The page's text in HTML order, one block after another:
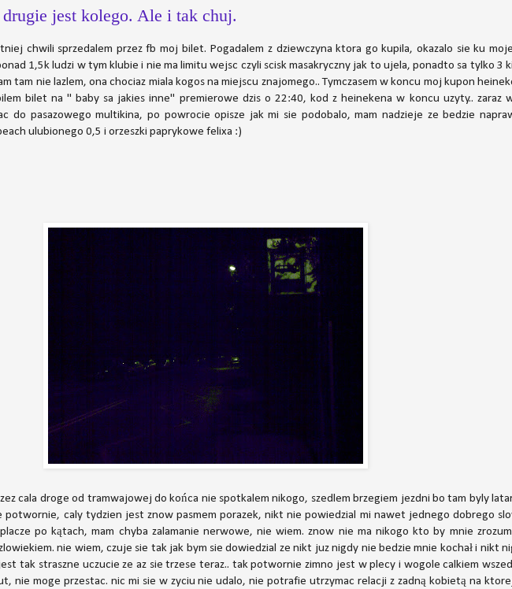
jest kolego. Ale i tak chuj.
chwili sprzedalem przez fb moj bilet. Pogadalem z dziewczyna ktora go kupila, okazalo sie ku
1,5k ludzi w tym klubie i nie ma limitu wejsc czyli scisk masakryczny jak to ujela, ponadto sa tylko 3
tam nie lazlem, ona chociaz miala kogos na miejscu znajomego.. Tymczasem w koncu moj kupon
bilet na " baby sa jakies inne" premierowe dzis o 22:40, kod z heinekena w koncu uzyty.. zaraz
do pasazowego multikina, po powrocie opisze jak mi sie podobalo, mam nadzieje ze bedzie
ulubionego 0,5 i orzeszki paprykowe felixa :)
cala droge od tramwajowej do końca nie spotkalem nikogo, szedlem brzegiem jezdni bo tam byly
potwornie, caly tydzien jest znow pasmem porazek, nikt nie powiedzial mi nawet jednego dobrego
po kątach, mam chyba zalamanie nerwowe, nie wiem. znow nie ma nikogo kto by mnie
nie wiem, czuje sie tak jak bym sie dowiedzial ze nikt juz nigdy nie bedzie mnie kochał i nikt
tak straszne uczucie ze az sie trzese teraz.. tak potwornie zimno jest w plecy i wogole calkiem
nie moge przestac. nic mi sie w zyciu nie udalo, nie potrafie utrzymac relacji z zadną kobietą na